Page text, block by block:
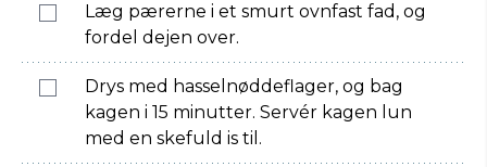
Læg pærerne i et smurt ovnfast fad, og
fordel dejen over.
Drys med hasselnøddeflager, og bag
kagen i 15 minutter. Servér kagen lun
med en skefuld is til.